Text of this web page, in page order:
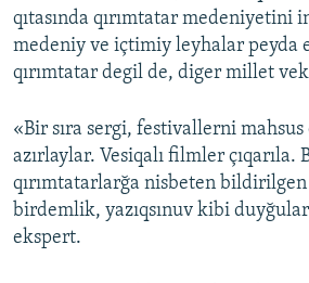
qıtasında qırımtatar medeniyetini
medeniy ve içtimiy leyhalar peyda
qırımtatar degil de, diger millet
«Bir sıra sergi, festivallerni
azırlaylar. Vesiqalı filmler çıqarıla.
qırımtatarlarğa nisbeten
birdemlik, yazıqsınuv kibi
ekspert.